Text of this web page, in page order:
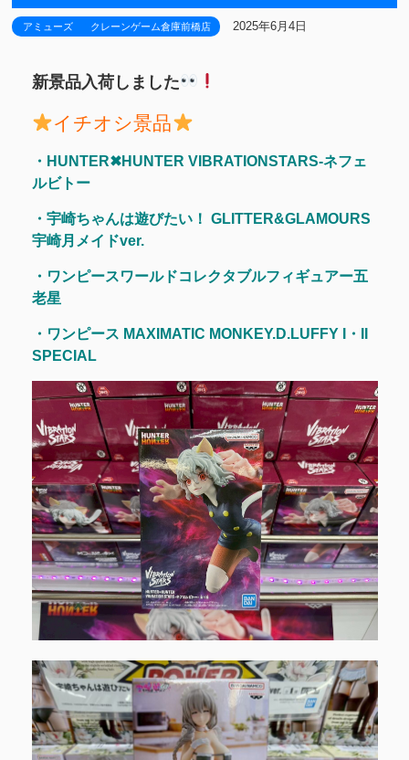
アミューズ クレーンゲーム倉庫前橋店 2025年6月4日
新景品入荷しました
イチオシ景品
・HUNTER✖HUNTER VIBRATIONSTARS-ネフェ
ルビトー
・宇崎ちゃんは遊びたい！ GLITTER&GLAMOURS
宇崎月メイドver.
・ワンピースワールドコレクタブルフィギュアー五
老星
・ワンピース MAXIMATIC MONKEY.D.LUFFY I・II
SPECIAL